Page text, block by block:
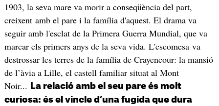
1903, la seva mare va morir a conseqüència del part,
creixent amb el pare i la família d'aquest. El drama va
seguir amb l'esclat de la Primera Guerra Mundial, que va
marcar els primers anys de la seva vida. L'escomesa va
destrossar les terres de la família de Crayencour: la mansió
de l’àvia a Lille, el castell familiar situat al Mont
Noir...
La relació amb el seu pare és molt
curiosa: és el vincle d’una fugida que dura